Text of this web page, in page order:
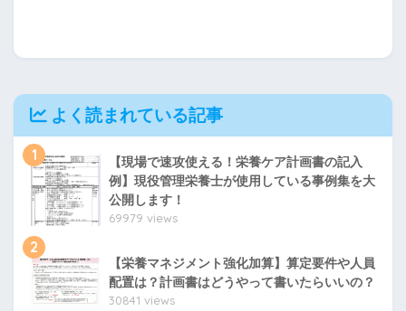
よく読まれている記事
1
【現場で速攻使える！栄養ケア計画書の記入
例】現役管理栄養士が使用している事例集を大
公開します！
69979 views
2
【栄養マネジメント強化加算】算定要件や人員
配置は？計画書はどうやって書いたらいいの？
30841 views